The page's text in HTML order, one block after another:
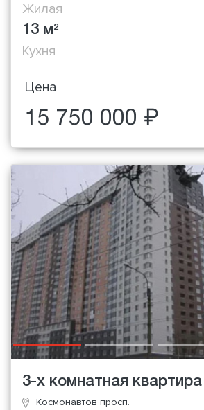
Жилая
13 м2
Кухня
Цена
15 750 000 ₽
3-х комнатная квартира
Космонавтов просп.